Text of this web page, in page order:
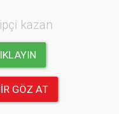
kazan
GÖZ AT